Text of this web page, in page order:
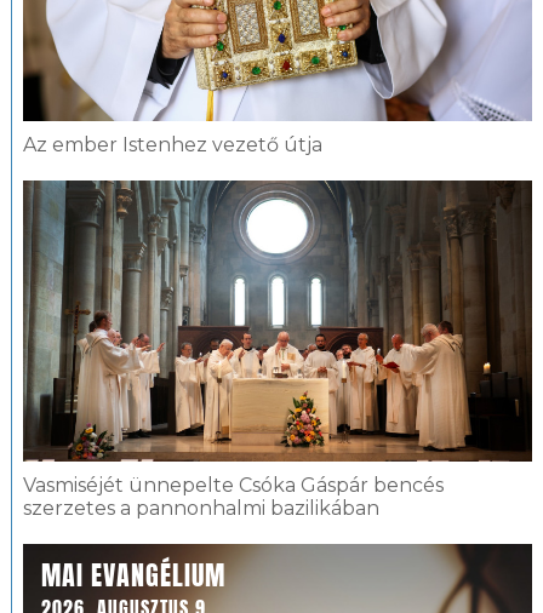
Az ember Istenhez vezető útja
Vasmiséjét ünnepelte Csóka Gáspár bencés
szerzetes a pannonhalmi bazilikában
MAI EVANGÉLIUM